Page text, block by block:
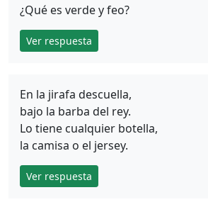
¿Qué es verde y feo?
Ver respuesta
En la jirafa descuella,
bajo la barba del rey.
Lo tiene cualquier botella,
la camisa o el jersey.
Ver respuesta